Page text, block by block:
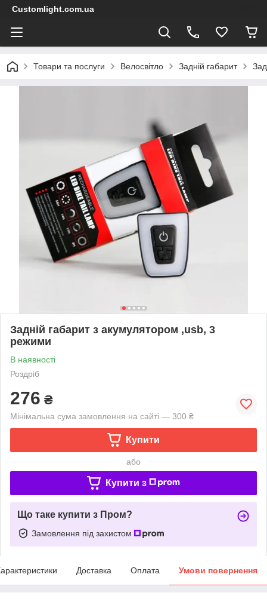
Customlight.com.ua
Товари та послуги Велосвітло Задній габарит
Задній габарит з акумулятором ,usb, 3
режими
В наявності
Роздріб
276 ₴
Мінімальна сума замовлення на сайті — 300 ₴
Купити
або
Купити з
Що таке купити з Пром?
Замовлення під захистом
Доставка Оплата Умови повернення